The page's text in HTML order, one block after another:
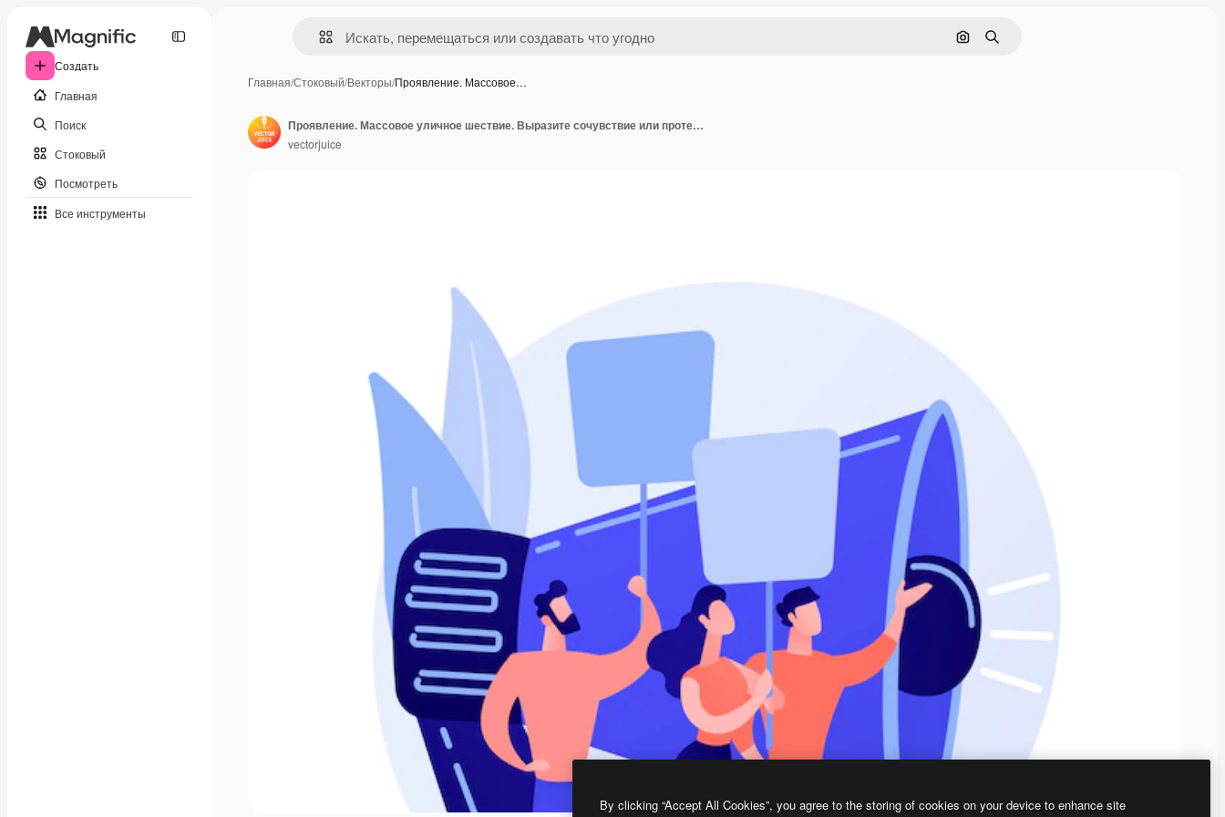
Создать
Главная
Поиск
Стоковый
Посмотреть
Все инструменты
Поиск по изображению
Поиск
Главная/Стоковый/Векторы/Проявление. Массовое…
Проявление. Массовое уличное шествие. Выразите сочувствие или протест. Демонстрация, забастовка, ненасильственное сопротивление. Гражданское сопротивление, общественное сопротивление. Векторная иллюстрация изолированных концепции метафоры
vectorjuice
By clicking “Accept All Cookies”, you agree to the storing of cookies on your device to enhance site